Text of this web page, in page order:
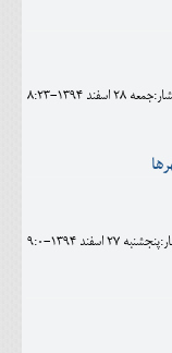
28 اسفند 1394-8:23
27 اسفند 1394-9:0